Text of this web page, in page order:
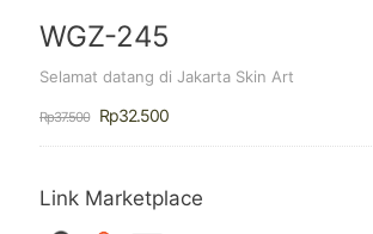
WGZ-245
Selamat datang di Jakarta Skin Art
Rp37.500
Harga
adalah:
Rp32.500Harga
ini
Rp32.500.
Link Marketplace